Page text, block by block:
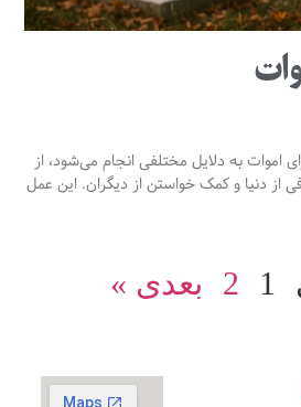
اموات به دلایل مختلفی انجام می‌شود، از
دنیا و کمک خواستن از دیگران. این عمل
1
2 بعدی »